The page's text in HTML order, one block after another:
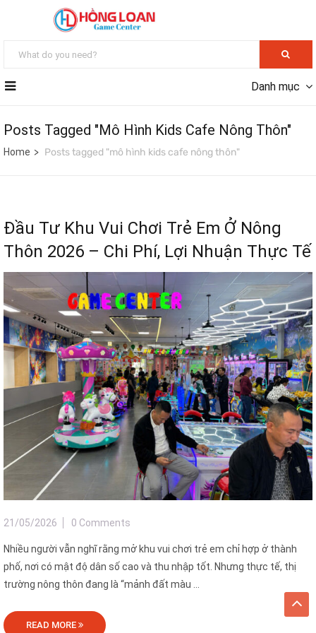
Danh mục
Posts Tagged "mô Hình Kids Cafe Nông Thôn"
Home Posts tagged "mô hình kids cafe nông thôn"
Đầu Tư Khu Vui Chơi Trẻ Em Ở Nông
Thôn 2026 – Chi Phí, Lợi Nhuận Thực Tế
21/05/2026 0 Comments
Nhiều người vẫn nghĩ rằng mở khu vui chơi trẻ em chỉ hợp ở thành
phố, nơi có mật độ dân số cao và thu nhập tốt. Nhưng thực tế, thị
trường nông thôn đang là “mảnh đất màu ...
READ MORE